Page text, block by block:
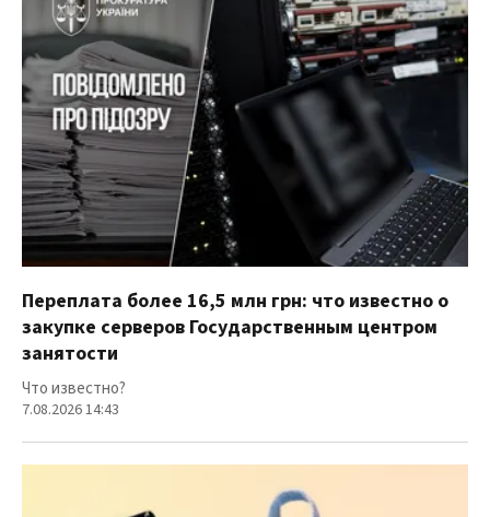
Переплата более 16,5 млн грн: что известно о
закупке серверов Государственным центром
занятости
Что известно?
7.08.2026 14:43